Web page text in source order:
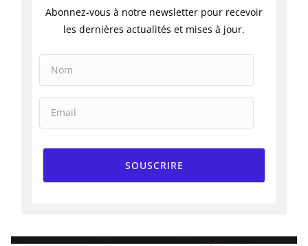
Abonnez-vous à notre newsletter pour recevoir
les dernières actualités et mises à jour.
SOUSCRIRE